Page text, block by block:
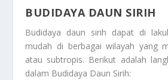
BUDIDAYA DAUN SIRIH
Budidaya daun sirih dapat di
mudah di berbagai wilayah yang
atau subtropis. Berikut adalah
dalam Budidaya Daun Sirih: